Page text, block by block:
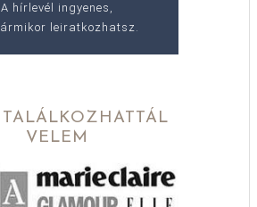
A hírlevél ingyenes,
leiratkozhatsz.
VELEM